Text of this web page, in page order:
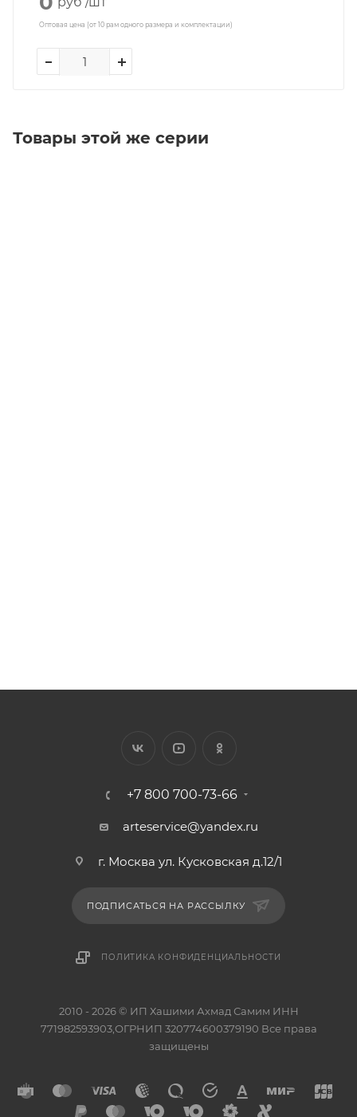
Оптовая цена (от 10 рам одного размера и комплектации)
Товары этой же серии
+7 800 700-73-66
arteservice@yandex.ru
г. Москва ул. Кусковская д.12/1
ПОДПИСАТЬСЯ НА РАССЫЛКУ
ПОЛИТИКА КОНФИДЕНЦИАЛЬНОСТИ
2010 - 2026 © ИП Хашими Ахмад Самим ИНН
771982593903,ОГРНИП 320774600379190 Все права
защищены